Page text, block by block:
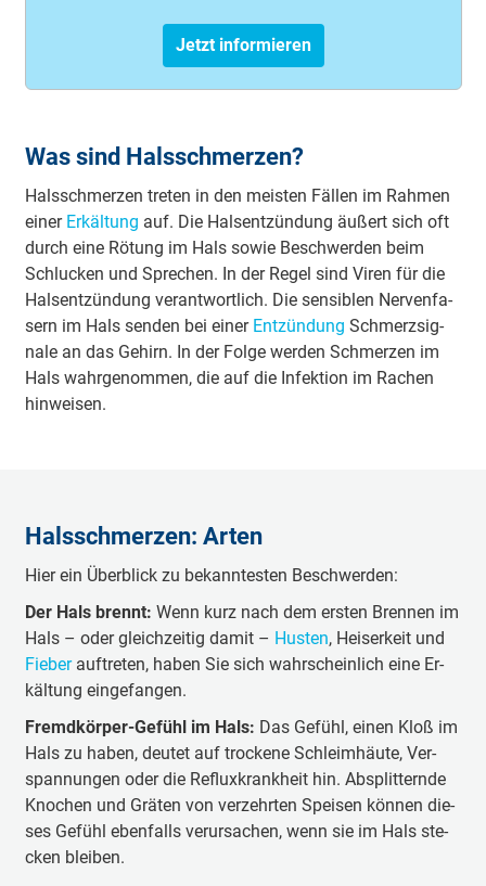
Jetzt informieren
Was sind Hals­schmer­zen?
Hals­schmer­zen tre­ten in den meis­ten Fäl­len im Rah­men
einer Er­käl­tung auf. Die Hals­ent­zün­dung äu­ßert sich oft
durch eine Rö­tung im Hals so­wie Be­schwer­den beim
Schluck­en und Spre­chen. In der Re­gel sind Vi­ren für die
Hals­ent­zün­dung ver­ant­wort­lich. Die sen­si­blen Ner­ven­fa­
sern im Hals sen­den bei einer Ent­zün­dung Schmerz­sig­
na­le an das Ge­hirn. In der Fol­ge wer­den Schmer­zen im
Hals wahr­ge­nom­men, die auf die In­fek­tion im Ra­chen
hin­wei­sen.
Hals­schmer­zen: Ar­ten
Hier ein Über­blick zu be­kann­tes­ten Be­schwer­den:
Der Hals brennt: Wenn kurz nach dem ers­ten Bren­nen im
Hals – oder gleich­zei­tig da­mit – Hus­ten, Hei­ser­keit und
Fie­ber auf­tre­ten, ha­ben Sie sich wahr­schein­lich eine Er­
käl­tung ein­ge­fan­gen.
Fremd­kör­per-Ge­fühl im Hals: Das Ge­fühl, einen Kloß im
Hals zu ha­ben, deu­tet auf tro­cke­ne Schleim­häu­te, Ver­
span­nun­gen oder die Re­flux­krank­heit hin. Ab­split­tern­de
Kno­chen und Grä­ten von ver­zehr­ten Spei­sen kön­nen die­
ses Ge­fühl eben­falls ver­ur­sa­chen, wenn sie im Hals ste­
cken blei­ben.